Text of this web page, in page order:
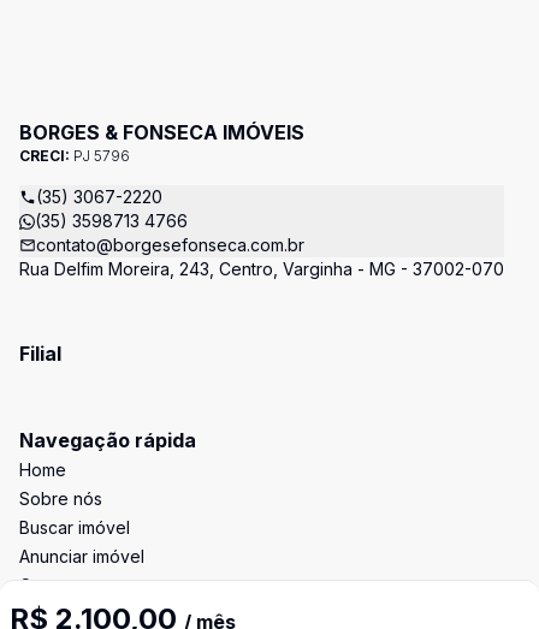
R$ 2.100,00 / mês
BORGES & FONSECA IMÓVEIS
CRECI: PJ 5796
(35) 3067-2220
(35) 3598713 4766
contato@borgesefonseca.com.br
Rua Delfim Moreira, 243, Centro, Varginha - MG - 37002-070
Filial
Navegação rápida
Home
Sobre nós
Buscar imóvel
Anunciar imóvel
Contato